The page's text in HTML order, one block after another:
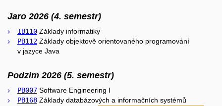
Jaro 2026 (4. semestr)
IB110 Základy informatiky
PB112 Základy objektově orientovaného programování
v jazyce Java
Podzim 2026 (5. semestr)
PB007 Software Engineering I
PB168 Základy databázových a informačních systémů